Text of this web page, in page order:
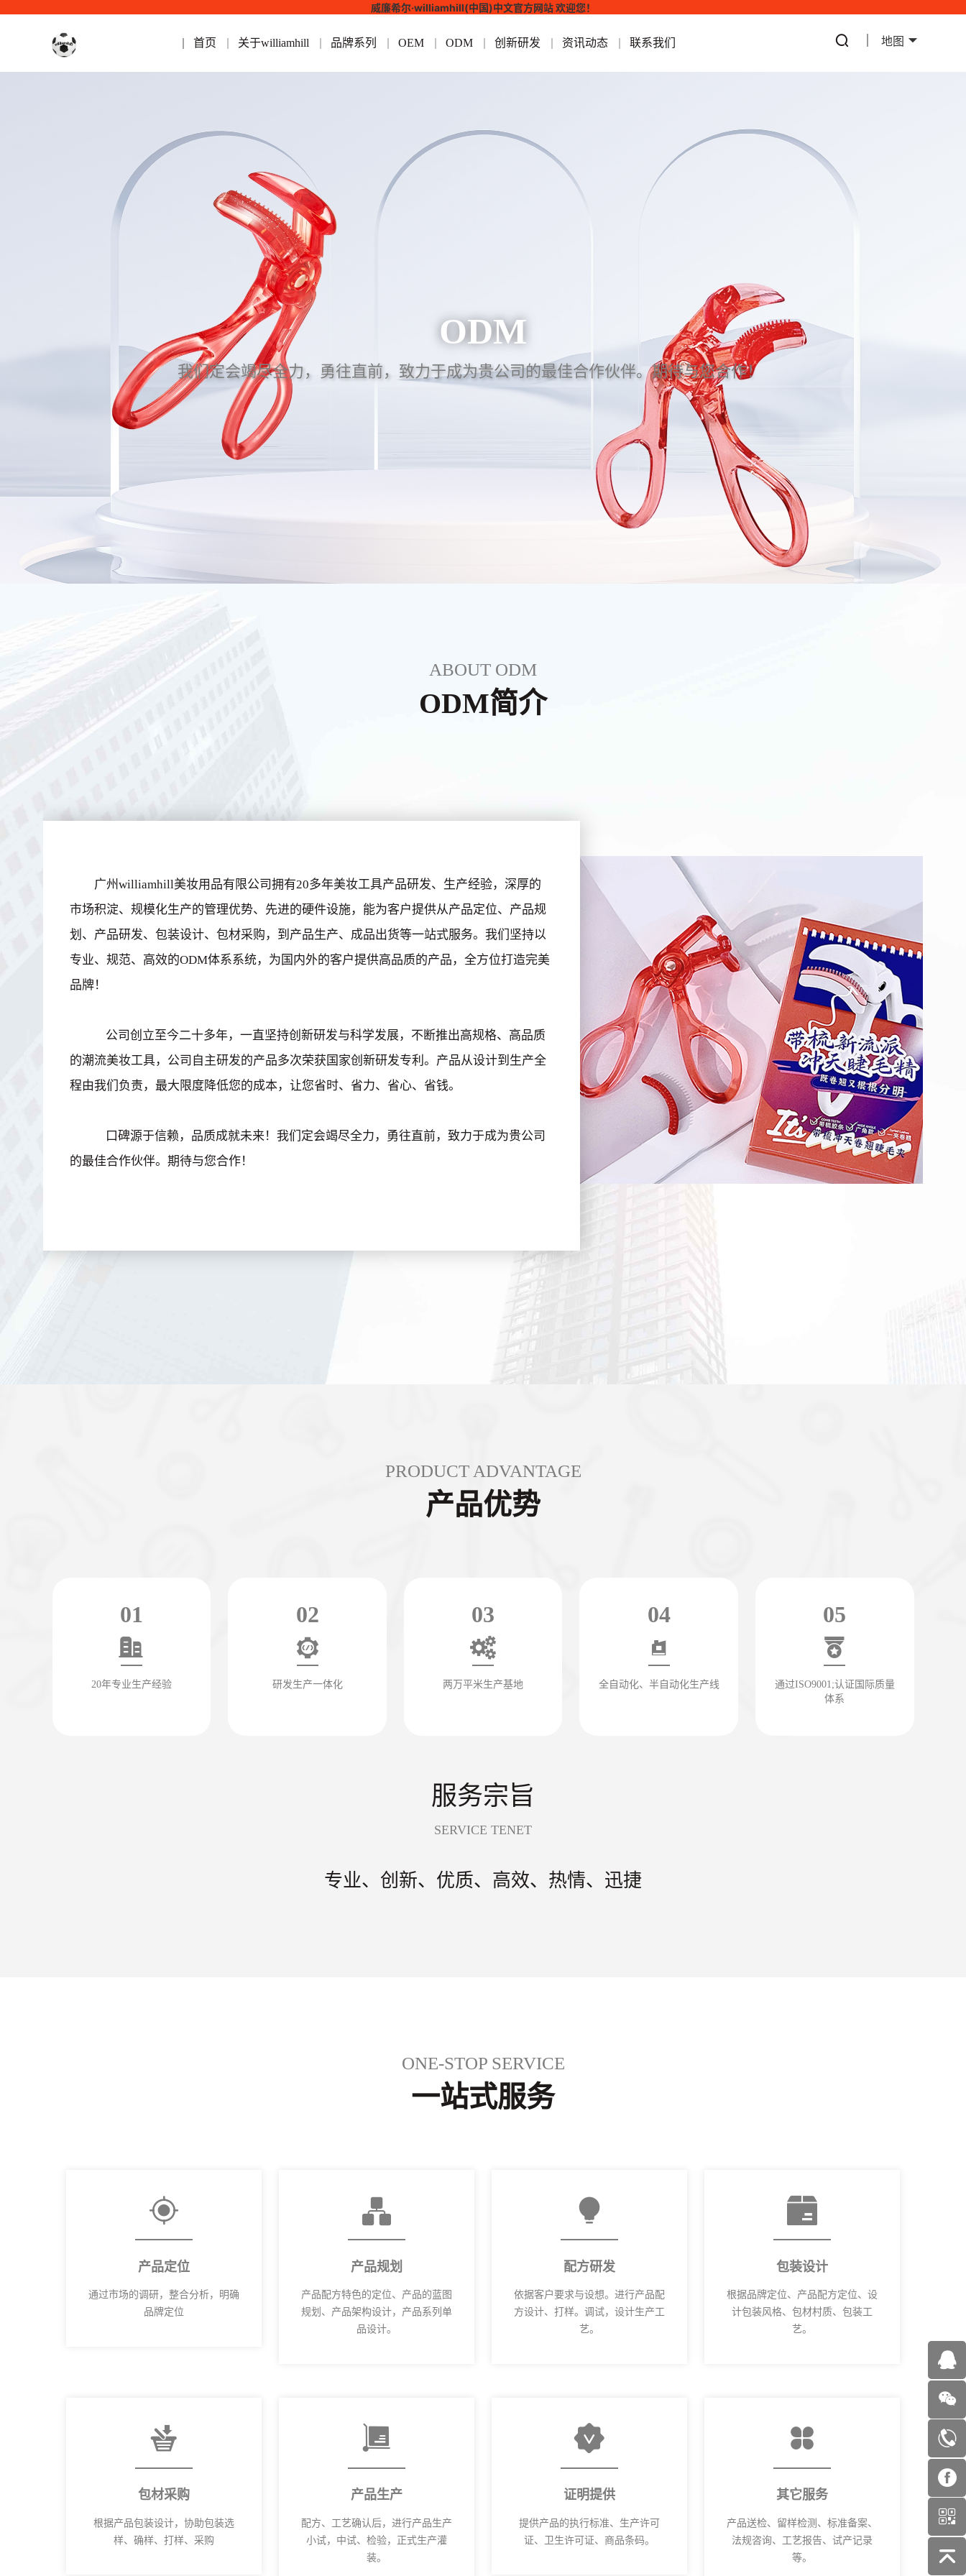
威廉希尔·williamhill(中国)中文官方网站 欢迎您！
首页 关于williamhill 品牌系列 OEM ODM 创新研发 资讯动态 联系我们 地图
ODM
我们定会竭尽全力，勇往直前，致力于成为贵公司的最佳合作伙伴。期待与您合作！
ABOUT ODM
ODM简介
广州williamhill美妆用品有限公司拥有20多年美妆工具产品研发、生产经验，深厚的
市场积淀、规模化生产的管理优势、先进的硬件设施，能为客户提供从产品定位、产品规
划、产品研发、包装设计、包材采购，到产品生产、成品出货等一站式服务。我们坚持以
专业、规范、高效的ODM体系系统，为国内外的客户提供高品质的产品，全方位打造完美
品牌！
公司创立至今二十多年，一直坚持创新研发与科学发展，不断推出高规格、高品质
的潮流美妆工具，公司自主研发的产品多次荣获国家创新研发专利。产品从设计到生产全
程由我们负责，最大限度降低您的成本，让您省时、省力、省心、省钱。
口碑源于信赖，品质成就未来！我们定会竭尽全力，勇往直前，致力于成为贵公司
的最佳合作伙伴。期待与您合作！
PRODUCT ADVANTAGE
产品优势
01
20年专业生产经验
02
研发生产一体化
03
两万平米生产基地
04
全自动化、半自动化生产线
05
通过ISO9001;认证国际质量
体系
服务宗旨
SERVICE TENET
专业、创新、优质、高效、热情、迅捷
ONE-STOP SERVICE
一站式服务
产品定位
通过市场的调研，整合分析，明确
品牌定位
产品规划
产品配方特色的定位、产品的蓝图
规划、产品架构设计，产品系列单
品设计。
配方研发
依据客户要求与设想。进行产品配
方设计、打样。调试，设计生产工
艺。
包装设计
根据品牌定位、产品配方定位、设
计包装风格、包材村质、包装工
艺。
包材采购
根据产品包装设计，协助包装选
样、确样、打样、采购
产品生产
配方、工艺确认后，进行产品生产
小试，中试、检验，正式生产灌
装。
证明提供
提供产品的执行标准、生产许可
证、卫生许可证、商品条码。
其它服务
产品送检、留样检测、标准备案、
法规咨询、工艺报告、试产记录
等。